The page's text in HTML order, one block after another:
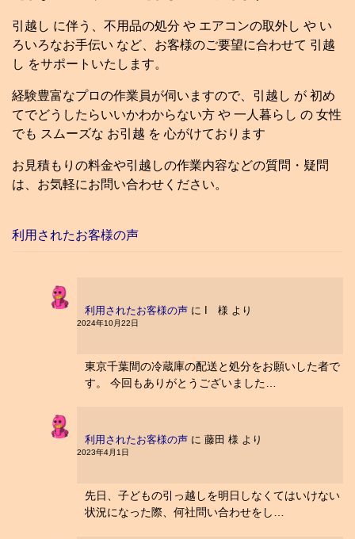
引越し に伴う、不用品の処分 や エアコンの取外し や い
ろいろなお手伝い など、お客様のご要望に合わせて 引越
し をサポートいたします。
経験豊富なプロの作業員が伺いますので、引越し が 初め
てでどうしたらいいかわからない方 や 一人暮らし の 女性
でも スムーズな お引越 を 心がけております
お見積もりの料金や引越しの作業内容などの質問・疑問
は、お気軽にお問い合わせください。
利用されたお客様の声
利用されたお客様の声 に I 様 より
2024年10月22日
東京千葉間の冷蔵庫の配送と処分をお願いした者で
す。 今回もありがとうございました…
利用されたお客様の声 に 藤田 様 より
2023年4月1日
先日、子どもの引っ越しを明日しなくてはいけない
状況になった際、何社問い合わせをし…